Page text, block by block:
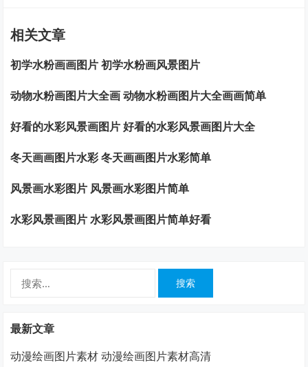
相关文章
初学水粉画画图片 初学水粉画风景图片
动物水粉画图片大全画 动物水粉画图片大全画画简单
好看的水彩风景画图片 好看的水彩风景画图片大全
冬天画画图片水彩 冬天画画图片水彩简单
风景画水彩图片 风景画水彩图片简单
水彩风景画图片 水彩风景画图片简单好看
最新文章
动漫绘画图片素材 动漫绘画图片素材高清